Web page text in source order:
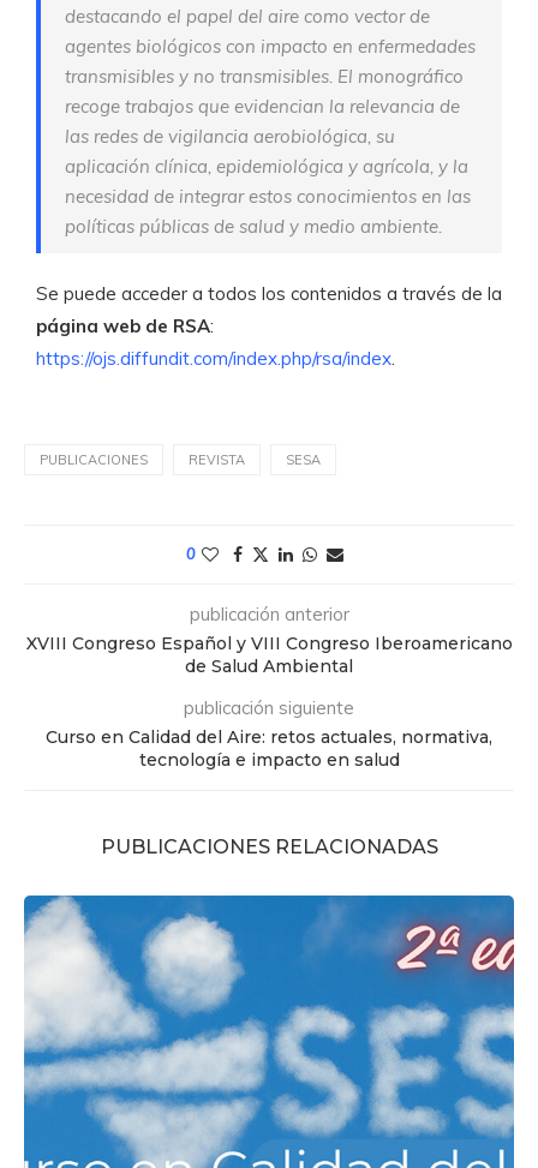
destacando el papel del aire como vector de
agentes biológicos con impacto en enfermedades
transmisibles y no transmisibles. El monográfico
recoge trabajos que evidencian la relevancia de
las redes de vigilancia aerobiológica, su
aplicación clínica, epidemiológica y agrícola, y la
necesidad de integrar estos conocimientos en las
políticas públicas de salud y medio ambiente.
Se puede acceder a todos los contenidos a través de la
página web de RSA:
https://ojs.diffundit.com/index.php/rsa/index.
PUBLICACIONES REVISTA SESA
0
publicación anterior
XVIII Congreso Español y VIII Congreso Iberoamericano
de Salud Ambiental
publicación siguiente
Curso en Calidad del Aire: retos actuales, normativa,
tecnología e impacto en salud
PUBLICACIONES RELACIONADAS